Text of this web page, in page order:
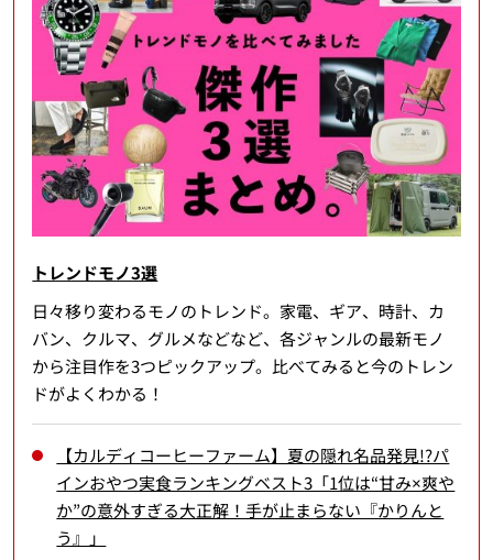
トレンドモノ3選
日々移り変わるモノのトレンド。家電、ギア、時計、カ
バン、クルマ、グルメなどなど、各ジャンルの最新モノ
から注目作を3つピックアップ。比べてみると今のトレン
ドがよくわかる！
【カルディコーヒーファーム】夏の隠れ名品発見!?パ
インおやつ実食ランキングベスト3「1位は“甘み×爽や
か”の意外すぎる大正解！手が止まらない『かりんと
う』」